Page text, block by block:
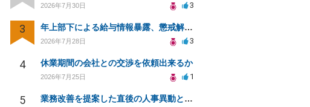
2026年7月30日 3
3 年上部下による給与情報暴露、懲戒解雇は可能ですか？
2026年7月28日 3
4 休業期間の会社との交渉を依頼出来るか
2026年7月25日 1
5 業務改善を提案した直後の人事異動と適応障害について、法的に問題があるか相談したいです。